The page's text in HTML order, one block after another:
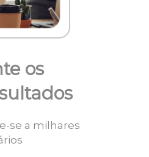
os
se a milhares